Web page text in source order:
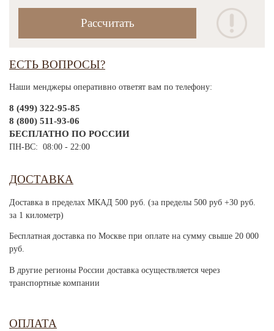
ЕСТЬ ВОПРОСЫ?
Наши менджеры оперативно ответят вам по телефону:
8 (499) 322-95-85
8 (800) 511-93-06
БЕСПЛАТНО ПО РОССИИ
ПН-ВС: 08:00 - 22:00
ДОСТАВКА
Доставка в пределах МКАД 500 руб. (за пределы 500 руб +30 руб.
за 1 километр)
Бесплатная доставка по Москве при оплате на сумму свыше 20 000
руб.
В другие регионы России доставка осуществляется через
транспортные компании
ОПЛАТА